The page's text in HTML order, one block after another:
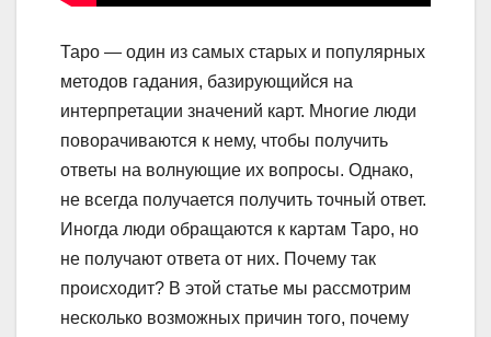
Таро — один из самых старых и популярных
методов гадания, базирующийся на
интерпретации значений карт. Многие люди
поворачиваются к нему, чтобы получить
ответы на волнующие их вопросы. Однако,
не всегда получается получить точный ответ.
Иногда люди обращаются к картам Таро, но
не получают ответа от них. Почему так
происходит? В этой статье мы рассмотрим
несколько возможных причин того, почему